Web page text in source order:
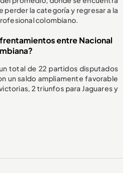
la categoría y regresar a la
colombiano.
entre Nacional
total de 22 partidos disputados
un saldo ampliamente favorable
2 triunfos para Jaguares y